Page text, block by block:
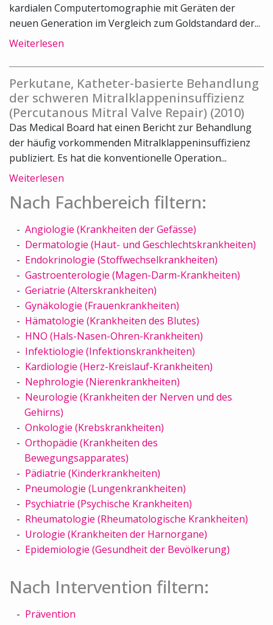
kardialen Computertomographie mit Geräten der
neuen Generation im Vergleich zum Goldstandard der...
Weiterlesen
Perkutane, Katheter-basierte Behandlung
der schweren Mitralklappeninsuffizienz
(Percutanous Mitral Valve Repair) (2010)
Das Medical Board hat einen Bericht zur Behandlung
der häufig vorkommenden Mitralklappeninsuffizienz
publiziert. Es hat die konventionelle Operation...
Weiterlesen
Nach Fachbereich filtern:
Angiologie (Krankheiten der Gefässe)
Dermatologie (Haut- und Geschlechtskrankheiten)
Endokrinologie (Stoffwechselkrankheiten)
Gastroenterologie (Magen-Darm-Krankheiten)
Geriatrie (Alterskrankheiten)
Gynäkologie (Frauenkrankheiten)
Hämatologie (Krankheiten des Blutes)
HNO (Hals-Nasen-Ohren-Krankheiten)
Infektiologie (Infektionskrankheiten)
Kardiologie (Herz-Kreislauf-Krankheiten)
Nephrologie (Nierenkrankheiten)
Neurologie (Krankheiten der Nerven und des
Gehirns)
Onkologie (Krebskrankheiten)
Orthopädie (Krankheiten des
Bewegungsapparates)
Pädiatrie (Kinderkrankheiten)
Pneumologie (Lungenkrankheiten)
Psychiatrie (Psychische Krankheiten)
Rheumatologie (Rheumatologische Krankheiten)
Urologie (Krankheiten der Harnorgane)
Epidemiologie (Gesundheit der Bevölkerung)
Nach Intervention filtern:
Prävention